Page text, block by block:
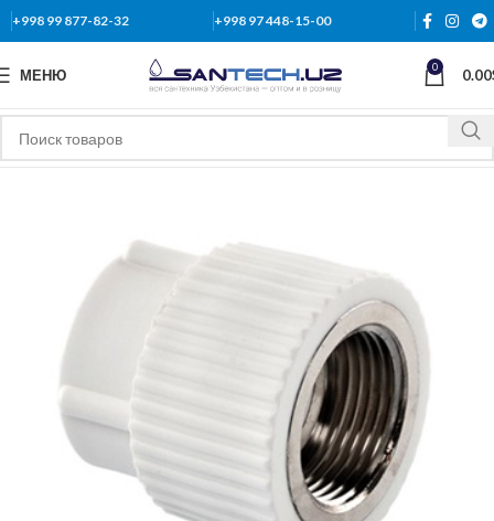
+998 99 877-82-32 +998 97 448-15-00
МЕНЮ 0 0.00